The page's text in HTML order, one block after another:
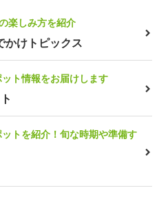
楽しみ方を紹介
かけトピックス
ト情報をお届けします
トを紹介！旬な時期や準備す